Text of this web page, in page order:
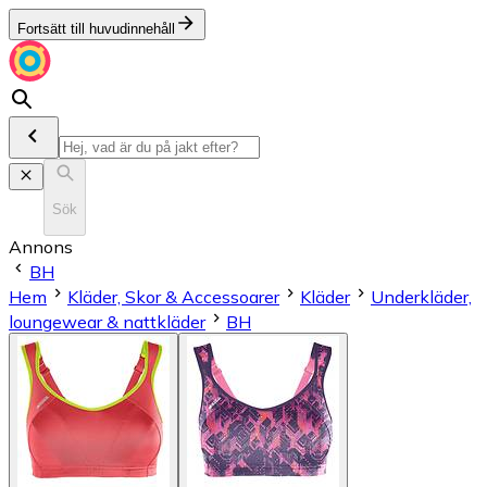
Fortsätt till huvudinnehåll
Sök
Annons
BH
Hem
Kläder, Skor & Accessoarer Kläder
Underkläder,
loungewear & nattkläder
BH